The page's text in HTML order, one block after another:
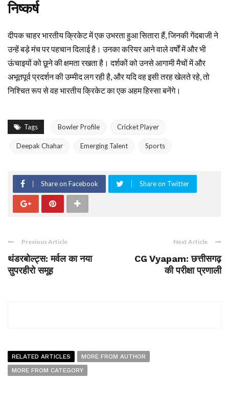
निष्कर्ष
दीपक चाहर भारतीय क्रिकेट में एक उभरता हुआ सितारा हैं, जिनकी गेंदबाजी ने
उन्हें बड़े मंच पर पहचान दिलाई है। उनका करियर आने वाले वर्षों में और भी
ऊंचाइयों को छूने की क्षमता रखता है। दर्शकों को उनसे आगामी मैचों में और
अभूतपूर्व प्रदर्शन की उम्मीद लग रही है, और यदि वह इसी तरह खेलते रहे, तो
निश्चित रूप से वह भारतीय क्रिकेट का एक अहम हिस्सा बनेंगे।
Tags Bowler Profile Cricket Player
Deepak Chahar Emerging Talent Sports
Share on Facebook Share on Twitter
Previous Article
थंडरबोल्ट्स: मर्वल का नया
सुपरहीरो समूह
Next Article
CG Vyapam: छत्तीसगढ़
की परीक्षा प्रणाली
RELATED ARTICLES
MORE FROM AUTHOR
MORE FROM CATEGORY